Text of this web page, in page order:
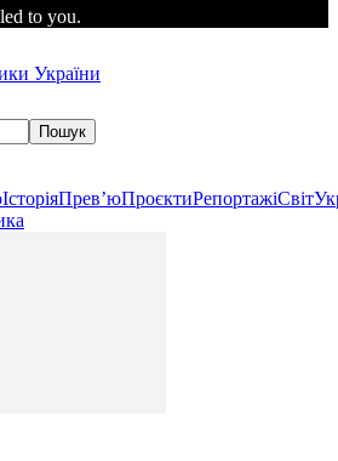
to you.
України
ІсторіяПрев’юПроєктиРепортажіСвіт